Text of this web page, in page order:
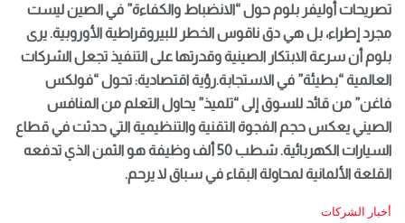
تصريحات أوليفر بلوم حول “الانضباط والكفاءة” في الصين ليست
مجرد إطراء، بل هي دق ناقوس الخطر للبيروقراطية الأوروبية. يرى
بلوم أن سرعة الابتكار الصينية وقدرتها على التنفيذ تجعل الشركات
العالمية “بطيئة” في الاستجابة.رؤية اقتصادية: تحول “فولكس
فاغن” من قائد للسوق إلى “تلميذ” يحاول التعلم من المنافس
الصيني يعكس حجم الفجوة التقنية والتنظيمية التي حدثت في قطاع
السيارات الكهربائية. شطب 50 ألف وظيفة هو الثمن الذي تدفعه
القلعة الألمانية لمحاولة البقاء في سباق لا يرحم.
C
أخبار الشركات